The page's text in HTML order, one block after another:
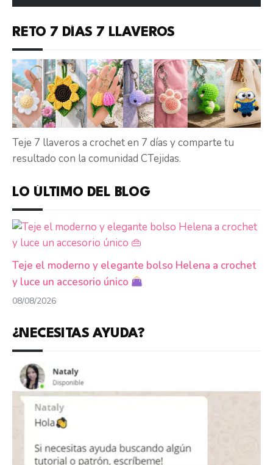
RETO 7 DÍAS 7 LLAVEROS
Teje 7 llaveros a crochet en 7 días y comparte tu
resultado con la comunidad CTejidas.
LO ÚLTIMO DEL BLOG
Teje el moderno y elegante bolso Helena a crochet
y luce un accesorio único
08/08/2026
¿NECESITAS AYUDA?